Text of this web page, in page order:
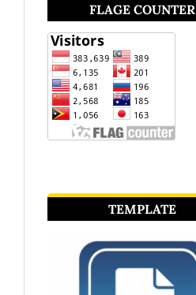
FLAGE COUNTER
TEMPLATE